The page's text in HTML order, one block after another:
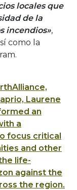
locales que
de la
incendios»,
como la
Laurene
an
a
focus critical
and other
life-
against the
the region.